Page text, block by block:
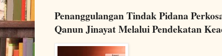
Penanggulangan Tindak Pidana
Qanun Jinayat Melalui Pendekatan